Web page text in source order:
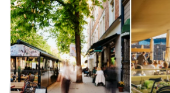
Uteservering på Dryck vinbar samt
Samuel Unéus